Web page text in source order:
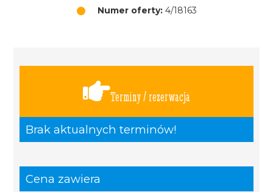
Numer oferty:4/18163
Terminy / rezerwacja
Brak aktualnych terminów!
Cena zawiera